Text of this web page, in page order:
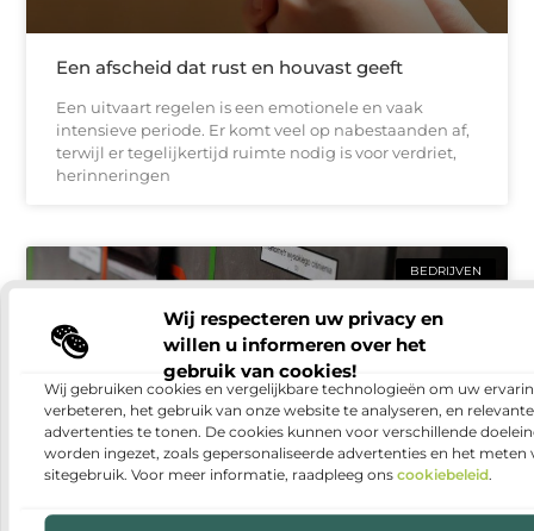
Wij respecteren uw privacy en
willen u informeren over het
gebruik van cookies!
Wij gebruiken cookies en vergelijkbare technologieën om uw
verbeteren, het gebruik van onze website te analyseren, en relevante
advertenties te tonen. De cookies kunnen voor verschillende
worden ingezet, zoals gepersonaliseerde advertenties en het meten
sitegebruik. Voor meer informatie, raadpleeg ons cookiebeleid.
Een afscheid dat rust en houvast geeft
Een uitvaart regelen is een emotionele en vaak
intensieve periode. Er komt veel op nabestaanden af,
terwijl er tegelijkertijd ruimte nodig is voor verdriet,
herinneringen
BEDRIJVEN
Warmtepomp installeren: duurzaam en